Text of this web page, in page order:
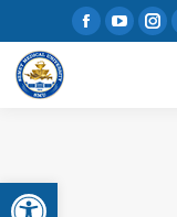
Open toolbar